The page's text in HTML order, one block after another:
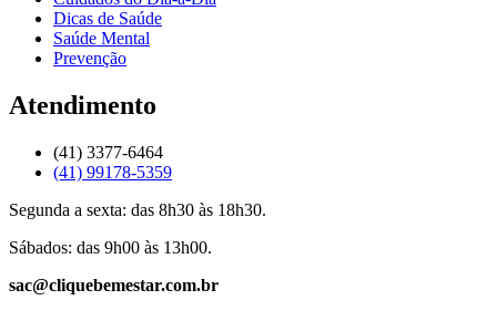
Dicas de Saúde
Saúde Mental
Prevenção
Atendimento
(41) 3377-6464
(41) 99178-5359
Segunda a sexta: das 8h30 às 18h30.
Sábados: das 9h00 às 13h00.
sac@cliquebemestar.com.br